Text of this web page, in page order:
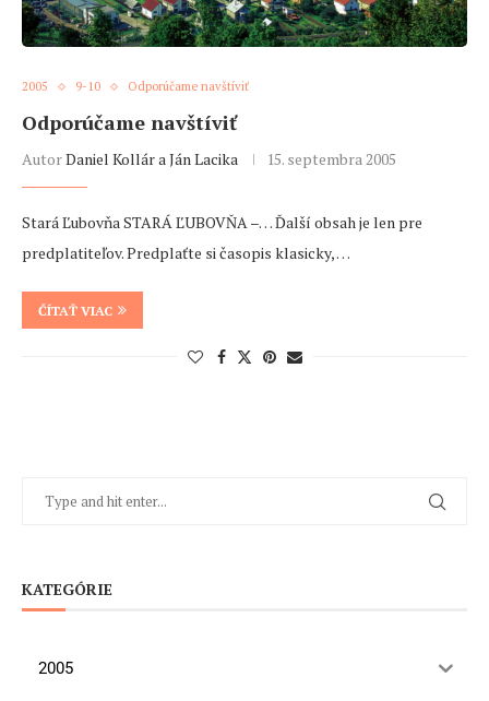
2005 9-10 Odporúčame navštíviť
Odporúčame navštíviť
AutorDaniel Kollár a Ján Lacika 15. septembra 2005
Stará Ľubovňa STARÁ ĽUBOVŇA –… Ďalší obsah je len pre
predplatiteľov. Predplaťte si časopis klasicky, …
ČÍTAŤ VIAC
KATEGÓRIE
2005